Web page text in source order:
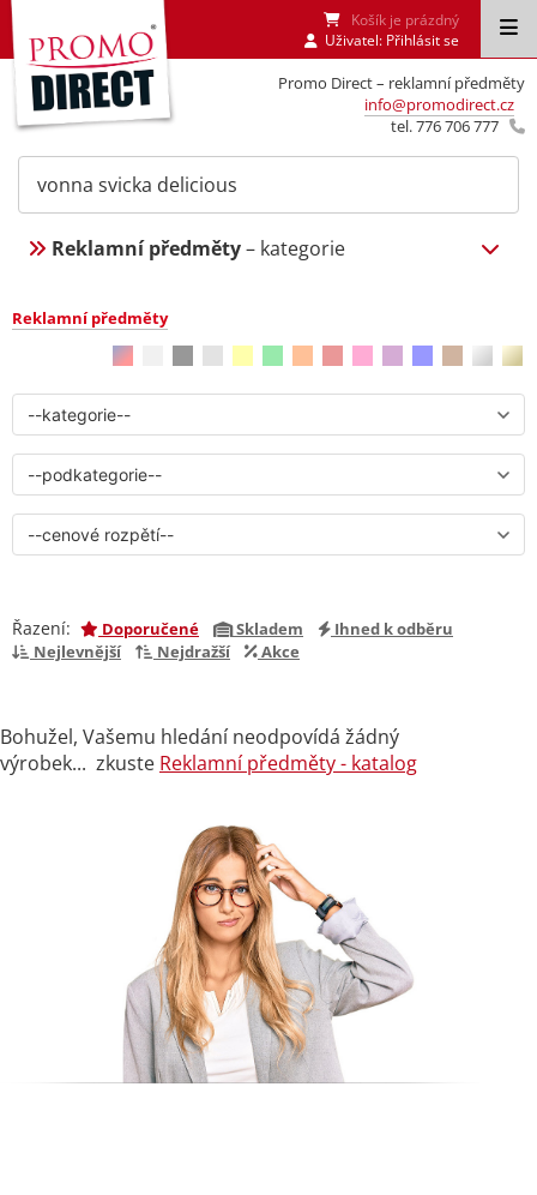
Promo Direct – reklamní předměty
info@promodirect.cz
tel. 776 706 777
Košík je prázdný
Uživatel: Přihlásit se
Reklamní předměty– kategorie
Reklamní předměty
Řazení: Doporučené Skladem
Ihned k odběru
Nejlevnější
Nejdražší Akce
Bohužel, Vašemu hledání neodpovídá žádný
výrobek... zkuste Reklamní předměty - katalog